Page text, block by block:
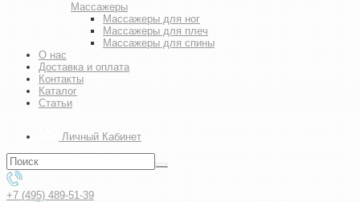
Массажеры
Массажеры для ног
Массажеры для плеч
Массажеры для спины
О нас
Доставка и оплата
Контакты
Каталог
Статьи
Личный Кабинет
+7 (495) 489-51-39